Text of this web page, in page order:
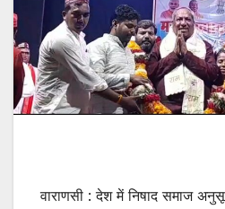
वाराणसी : देश में निषाद समाज